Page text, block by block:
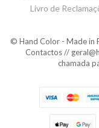
Livro de
© Hand Color - Made in
Contactos //
chamada